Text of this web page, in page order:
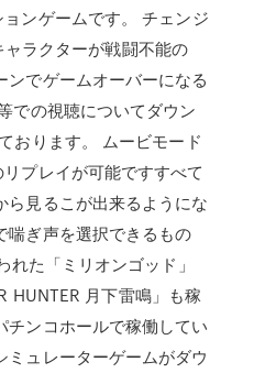
ンゲームです。 チェンジ
ラクターが戦闘不能の
でゲームオーバーになる
での視聴についてダウン
おります。 ムービモード
プレイが可能ですすべて
ら見るこが出来るようにな
喘ぎ声を選択できるもの
た「ミリオンゴッド」
HUNTER 月下雷鳴」も稼
チンコホールで稼働してい
ミュレーターゲームがダウ